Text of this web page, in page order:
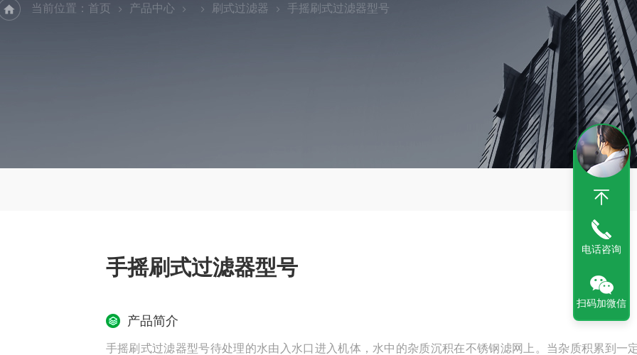
当前位置： 首页 产品中心 刷式过滤器 手摇刷式过滤器型号
手摇刷式过滤器型号
产品简介
手摇刷式过滤器型号待处理的水由入水口进入机体，水中的杂质沉积在不锈钢滤网上。当杂质积累到一
电话咨询
扫码加微信